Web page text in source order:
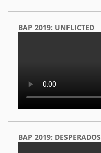
BAP 2019: UNFLICTED
BAP 2019: DESPERADOS